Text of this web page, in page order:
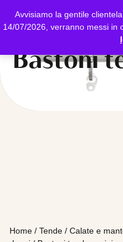
Avvisiamo la gentile
14/07/2026, verranno messi in
Bastoni
Home /Tende /Calate e